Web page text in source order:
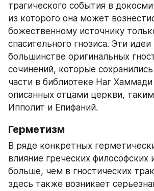
трагического события в
из которого она может
божественному источнику
спасительного гнозиса. Эти
большинстве оригинальных
сочинений, которые
части в библиотеке Наг Хаммади
описанных отцами церкви,
Ипполит и Епифаний.
Герметизм
В ряде конкретных
влияние греческих философских
больше, чем в гностических
здесь также возникает